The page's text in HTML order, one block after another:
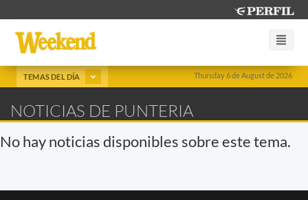
Thursday 6 de August de 2026
TEMAS DEL DÍA
NOTICIAS DE PUNTERIA
No hay noticias disponibles sobre este tema.